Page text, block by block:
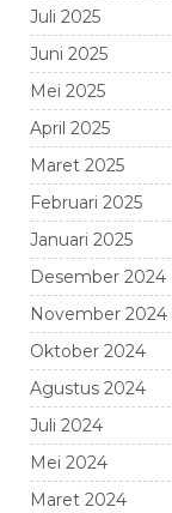
Juli 2025
Juni 2025
Mei 2025
April 2025
Maret 2025
Februari 2025
Januari 2025
Desember 2024
November 2024
Oktober 2024
Agustus 2024
Juli 2024
Mei 2024
Maret 2024